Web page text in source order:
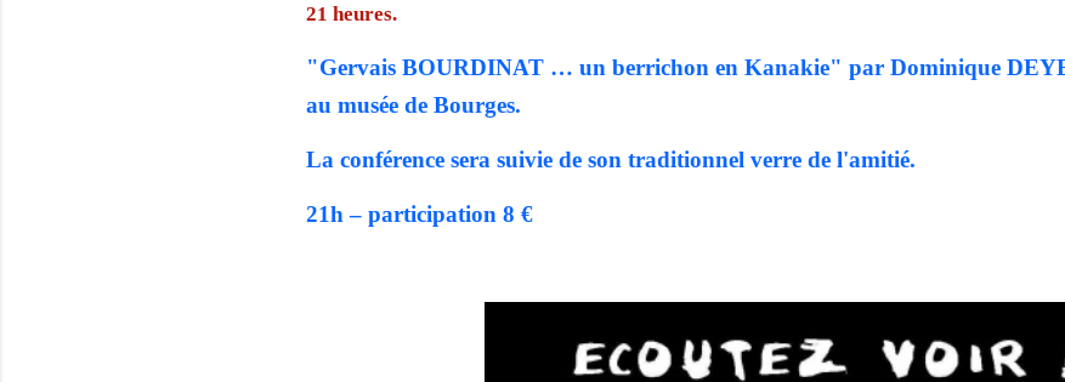
21 heures.
"Gervais BOURDINAT … un berrichon en Kanakie" par Dominique
au musée de Bourges.
La conférence sera suivie de son traditionnel verre de l'amitié.
21h – participation 8 €